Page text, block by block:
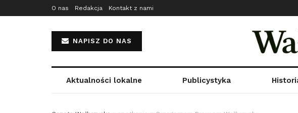
O nas Redakcja Kontakt z nami
NAPISZ DO NAS
Aktualności lokalne Publicystyka